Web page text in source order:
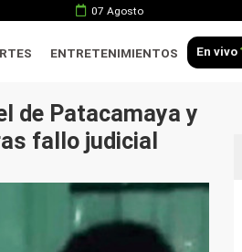
07 Agosto
ENTRETENIMIENTOS En vivo
de Patacamaya y
fallo judicial